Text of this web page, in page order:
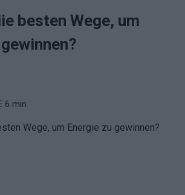
besten Wege, um
6 min.